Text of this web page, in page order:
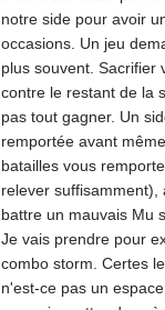
notre side pour avoir
occasions. Un jeu
plus souvent. Sacrifier
contre le restant de la
pas tout gagner. Un
remportée avant
batailles vous
relever
battre un mauvais Mu
Je vais prendre pour
combo storm. Certes
n'est-ce pas un